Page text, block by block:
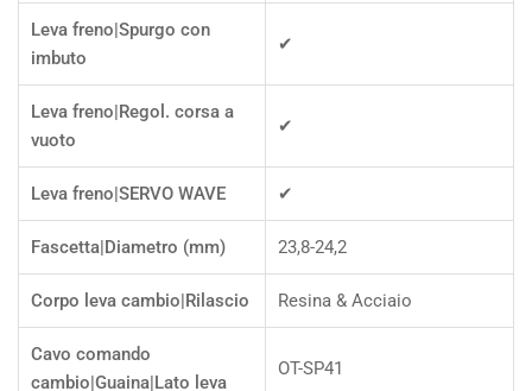
Leva freno|Spurgo con
imbuto
✔
Leva freno|Regol. corsa a
vuoto
✔
Leva freno|SERVO WAVE ✔
Fascetta|Diametro (mm) 23,8-24,2
Corpo leva cambio|Rilascio Resina & Acciaio
Cavo comando
cambio|Guaina|Lato leva
OT-SP41